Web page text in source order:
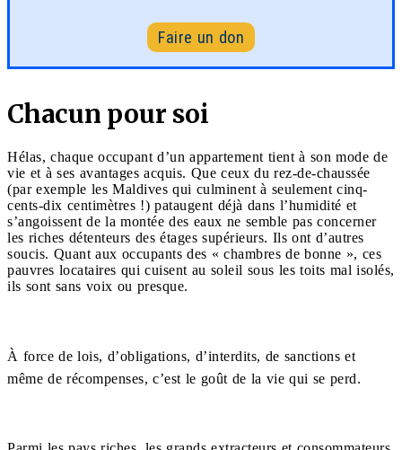
Faire un don
Chacun pour soi
Hélas, chaque occupant d’un appartement tient à son mode de
vie et à ses avantages acquis. Que ceux du rez-de-chaussée
(par exemple les Maldives qui culminent à seulement cinq-
cents-dix centimètres !) pataugent déjà dans l’humidité et
s’angoissent de la montée des eaux ne semble pas concerner
les riches détenteurs des étages supérieurs. Ils ont d’autres
soucis. Quant aux occupants des « chambres de bonne », ces
pauvres locataires qui cuisent au soleil sous les toits mal isolés,
ils sont sans voix ou presque.
À force de lois, d’obligations, d’interdits, de sanctions et
même de récompenses, c’est le goût de la vie qui se perd.